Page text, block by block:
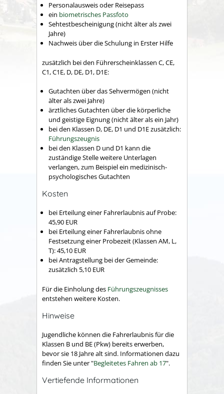
Personalausweis oder Reisepass
ein biometrisches Passfoto
Sehtestbescheinigung (nicht älter als zwei
Jahre)
Nachweis über die Schulung in Erster Hilfe
zusätzlich bei den Führerscheinklassen C, CE,
C1, C1E, D, DE, D1, D1E:
Gutachten über das Sehvermögen (nicht
älter als zwei Jahre)
ärztliches Gutachten über die körperliche
und geistige Eignung (nicht älter als ein Jahr)
bei den Klassen D, DE, D1 und D1E zusätzlich:
Führungszeugnis
bei den Klassen D und D1 kann die
zuständige Stelle weitere Unterlagen
verlangen, zum Beispiel ein medizinisch-
psychologisches Gutachten
Kosten
bei Erteilung einer Fahrerlaubnis auf Probe:
45,90 EUR
bei Erteilung einer Fahrerlaubnis ohne
Festsetzung einer Probezeit (Klassen AM, L,
T): 45,10 EUR
bei Antragstellung bei der Gemeinde:
zusätzlich 5,10 EUR
Für die Einholung des Führungszeugnisses
entstehen weitere Kosten.
Hinweise
Jugendliche können die Fahrerlaubnis für die
Klassen B und BE (Pkw) bereits erwerben,
bevor sie 18 Jahre alt sind. Informationen dazu
finden Sie unter "Begleitetes Fahren ab 17".
Vertiefende Informationen